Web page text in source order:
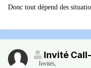
Donc tout dépend des
Invité
Invités,